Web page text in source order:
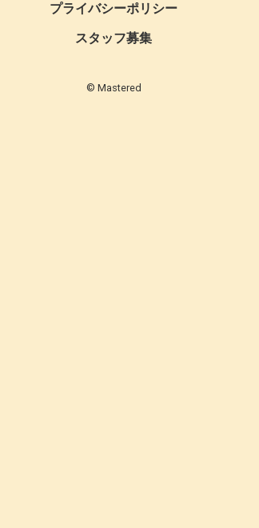
プライバシーポリシー
スタッフ募集
© Mastered